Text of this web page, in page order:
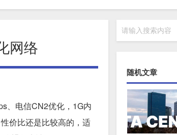
网络
、电信CN2优化，1G内
价比还是比较高的，适
请输入搜索内容
随机文章